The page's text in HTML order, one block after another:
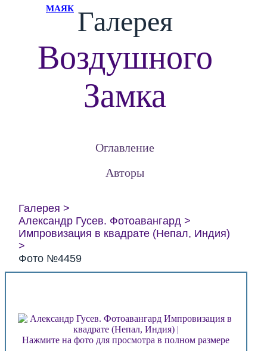
МАЯК Галерея
Воздушного
Замка
Оглавление
Авторы
Галерея
Александр Гусев. Фотоавангард
Импровизация в квадрате (Непал, Индия)
Фото №4459
Нажмите на фото для просмотра в полном размере